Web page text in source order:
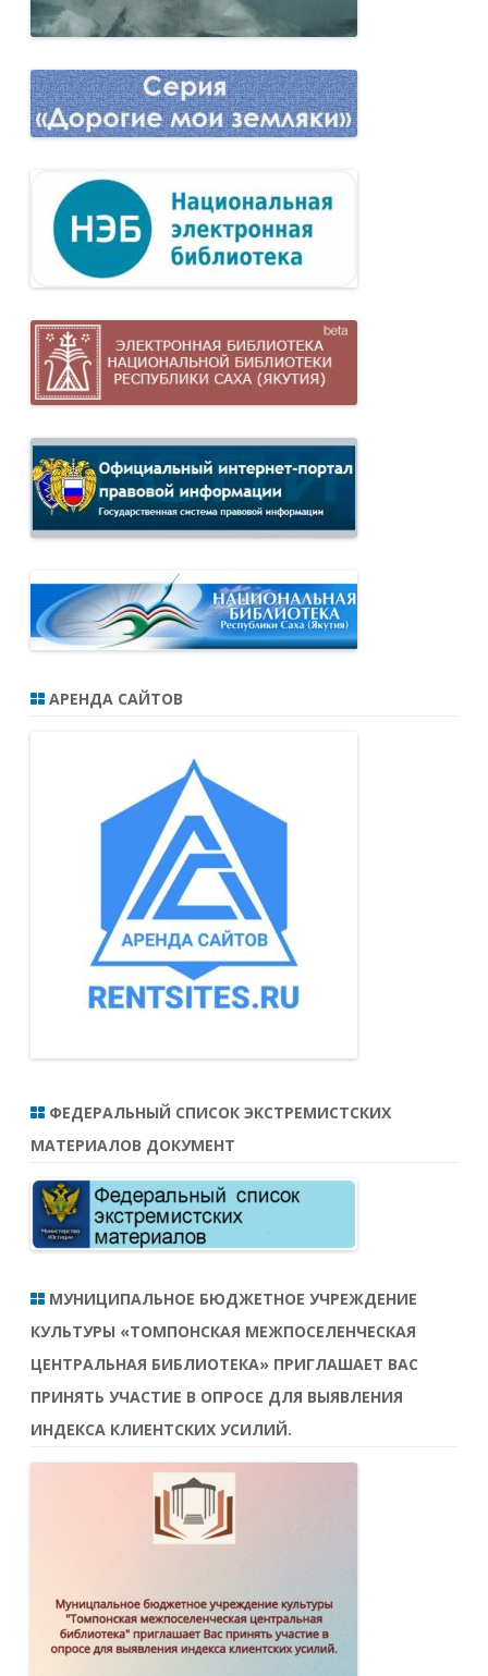
АРЕНДА САЙТОВ
ФЕДЕРАЛЬНЫЙ СПИСОК ЭКСТРЕМИСТСКИХ
МАТЕРИАЛОВ ДОКУМЕНТ
МУНИЦИПАЛЬНОЕ БЮДЖЕТНОЕ УЧРЕЖДЕНИЕ
КУЛЬТУРЫ «ТОМПОНСКАЯ МЕЖПОСЕЛЕНЧЕСКАЯ
ЦЕНТРАЛЬНАЯ БИБЛИОТЕКА» ПРИГЛАШАЕТ ВАС
ПРИНЯТЬ УЧАСТИЕ В ОПРОСЕ ДЛЯ ВЫЯВЛЕНИЯ
ИНДЕКСА КЛИЕНТСКИХ УСИЛИЙ.